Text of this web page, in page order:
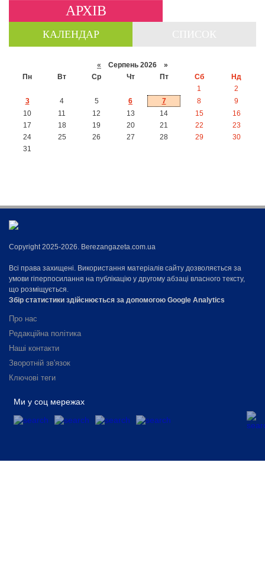
АРХІВ
КАЛЕНДАР
« Серпень 2026 »
Пн
Вт Ср Чт Пт Сб
Нд
1
2
3
4 5 6 7 8
9
10
11 12 13 14 15
16
17
18 19 20 21 22
23
24
25 26 27 28 29
30
31
Copyright 2025-2026. Berezangazeta.com.ua
Всі права захищені. Використання матеріалів сайту дозволяється за
умови гіперпосилання на публікацію у другому абзаці власного тексту,
що розміщується.
Збір статистики здійснюється за допомогою Google Analytics
Про нас
Редакційна політика
Наші контакти
Зворотній зв'язок
Ключові теги
Ми у соц мережах